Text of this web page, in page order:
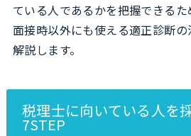
ている人であるかを把握できるた
面接時以外にも使える適正診断
解説します。
税理士に向いている人を
7STEP